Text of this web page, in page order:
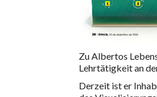
Zu Albertos
Lehrtätigkeit an
Derzeit ist er